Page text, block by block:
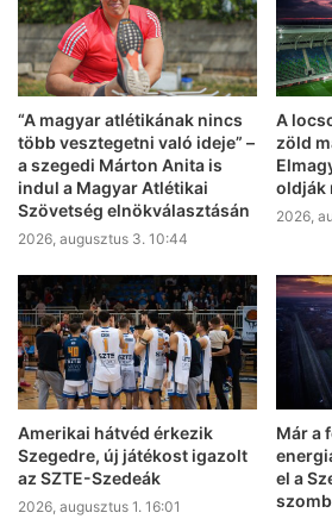
“A magyar atlétikának nincs
több vesztegetni való ideje” –
a szegedi Márton Anita is
indul a Magyar Atlétikai
Szövetség elnökválasztásán
2026, augusztus 3. 10:44
A
zöld
oldják
2026,
Amerikai hátvéd érkezik
Szegedre, új játékost igazolt
az SZTE-Szedeák
2026, augusztus 1. 16:01
Már a
el a